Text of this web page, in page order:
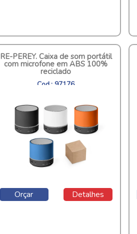
RE-PEREY. Caixa de som portátil
com microfone em ABS 100%
reciclado
Cod.: 97176
Orçar Detalhes